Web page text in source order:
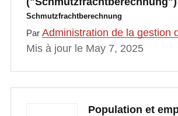
Schmutzfrachtberechnung
Par Administration de la gestion
Mis à jour le May 7, 2025
Population et